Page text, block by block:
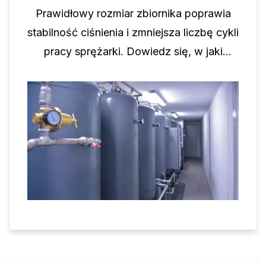
Prawidłowy rozmiar zbiornika poprawia
stabilność ciśnienia i zmniejsza liczbę cykli
pracy sprężarki. Dowiedz się, w jaki
wydajność sprężarki śrubowej.